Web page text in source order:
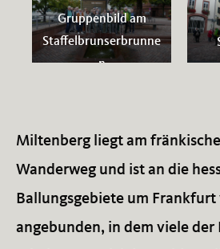
Gruppenbild am
Staffelbrunserbrunne
n
Miltenberg liegt am
Wanderweg und ist an die
Ballungsgebiete um
angebunden, in dem viele der